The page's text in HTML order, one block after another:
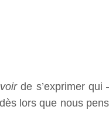
de s’exprimer qui
lors que nous